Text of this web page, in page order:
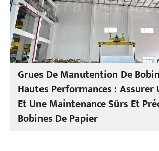
Grues De Manutention De
Hautes Performances :
Et Une Maintenance Sûrs Et
Bobines De Papier